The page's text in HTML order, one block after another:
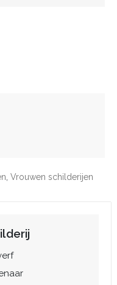
Vrouwen schilderijen